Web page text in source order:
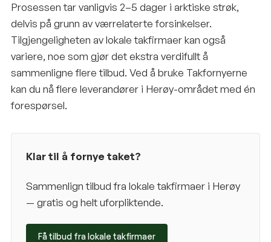
Prosessen tar vanligvis 2–5 dager i arktiske strøk,
delvis på grunn av værrelaterte forsinkelser.
Tilgjengeligheten av lokale takfirmaer kan også
variere, noe som gjør det ekstra verdifullt å
sammenligne flere tilbud. Ved å bruke Takfornyerne
kan du nå flere leverandører i Herøy-området med én
forespørsel.
Klar til å fornye taket?
Sammenlign tilbud fra lokale takfirmaer i Herøy
— gratis og helt uforpliktende.
Få tilbud fra lokale takfirmaer